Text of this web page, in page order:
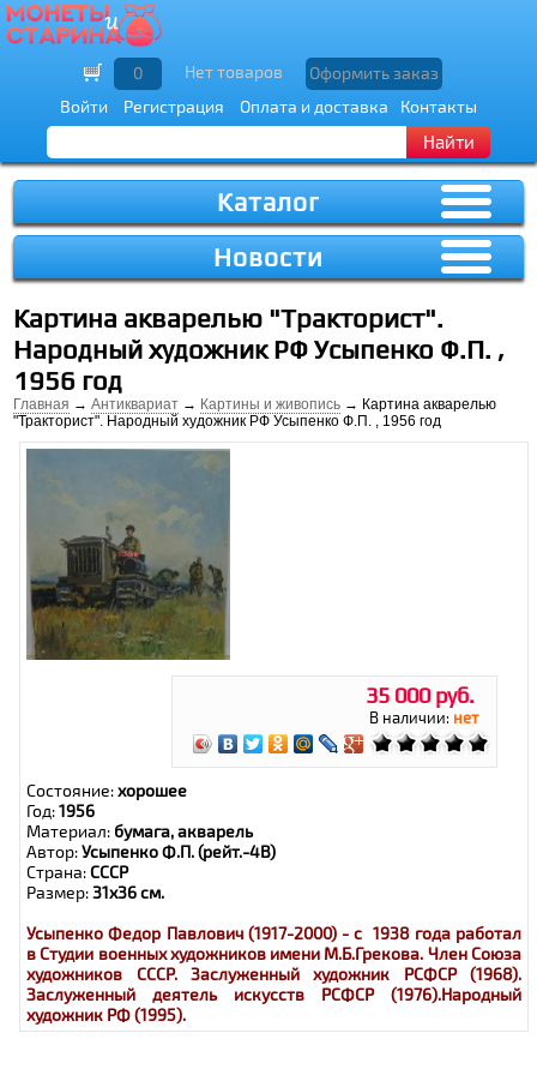
Войти Регистрация Оплата и доставка Контакты
Найти
0 Нет товаров Оформить заказ
Каталог
Новости
Картина акварелью "Тракторист".
Народный художник РФ Усыпенко Ф.П. ,
1956 год
Главная →Антиквариат → Картины и живопись → Картина акварелью
"Тракторист". Народный художник РФ Усыпенко Ф.П. , 1956 год
35 000 руб.
В наличии: нет
Состояние:хорошее
Год:1956
Материал: бумага, акварель
Автор:Усыпенко Ф.П. (рейт.-4В)
Страна:СССР
Размер:31х36 см.
Усыпенко Федор Павлович (1917-2000) - с 1938 года работал
в Студии военных художников имени М.Б.Грекова. Член Союза
художников СССР. Заслуженный художник РСФСР (1968).
Заслуженный деятель искусств РСФСР (1976).Народный
художник РФ (1995).